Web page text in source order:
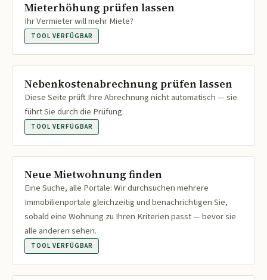
Mieterhöhung prüfen lassen
Ihr Vermieter will mehr Miete?
TOOL VERFÜGBAR
Nebenkostenabrechnung prüfen lassen
Diese Seite prüft Ihre Abrechnung nicht automatisch — sie
führt Sie durch die Prüfung.
TOOL VERFÜGBAR
Neue Mietwohnung finden
Eine Suche, alle Portale: Wir durchsuchen mehrere
Immobilienportale gleichzeitig und benachrichtigen Sie,
sobald eine Wohnung zu Ihren Kriterien passt — bevor sie
alle anderen sehen.
TOOL VERFÜGBAR